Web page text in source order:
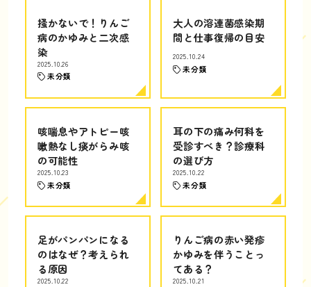
掻かないで！りんご
病のかゆみと二次感
染
2025.10.26
未分類
大人の溶連菌感染期
間と仕事復帰の目安
2025.10.24
未分類
咳喘息やアトピー咳
嗽熱なし痰がらみ咳
の可能性
2025.10.23
未分類
耳の下の痛み何科を
受診すべき？診療科
の選び方
2025.10.22
未分類
足がパンパンになる
のはなぜ？考えられ
る原因
2025.10.22
りんご病の赤い発疹
かゆみを伴うことっ
てある？
2025.10.21